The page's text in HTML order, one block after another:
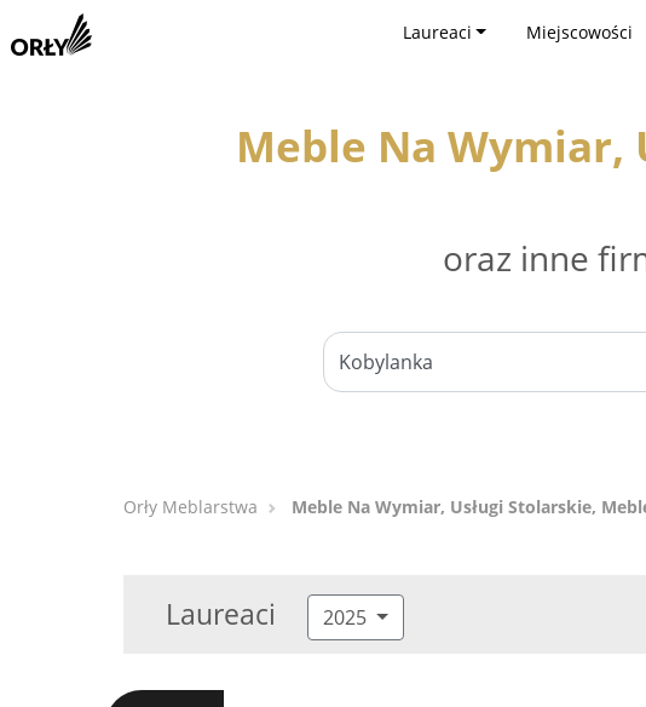
Laureaci Miejscowości
Meble Na Wymiar,
oraz inne
Orły Meblarstwa Meble Na Wymiar, Usługi Stolarskie,
Laureaci 2025